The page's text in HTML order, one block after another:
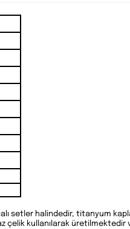
setler halindedir, titanyum
çelik kullanılarak üretilmektedir